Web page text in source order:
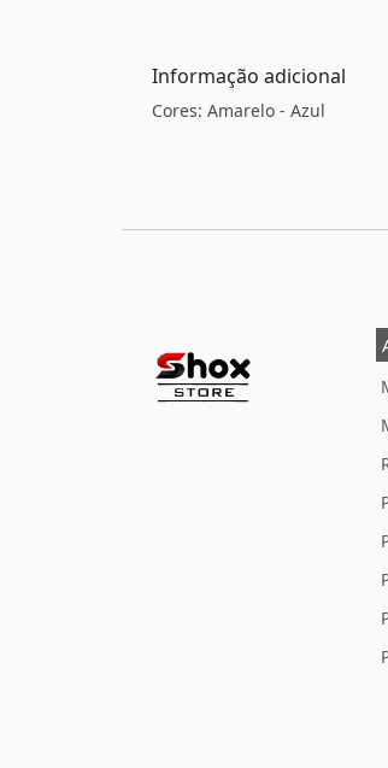
Informação adicional
Cores: Amarelo - Azul